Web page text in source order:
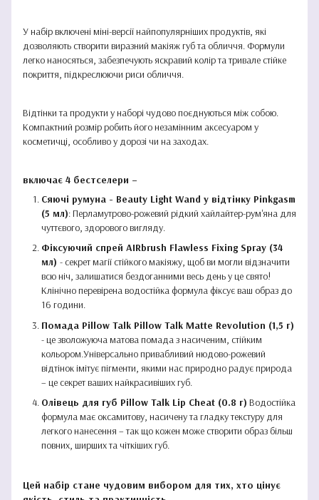
У набір включені міні-версії найпопулярніших продуктів, які
дозволяють створити виразний макіяж губ та обличчя. Формули
легко наносяться, забезпечують яскравий колір та тривале стійке
покриття, підкреслюючи риси обличчя.
Відтінки та продукти у наборі чудово поєднуються між собою.
Компактний розмір робить його незамінним аксесуаром у
косметичці, особливо у дорозі чи на заходах.
включає 4 бестселери –
Сяючі румуна - Beauty Light Wand у відтінку Pinkgasm
(5 мл): Перламутрово-рожевий рідкий хайлайтер-рум'яна для
чуттєвого, здорового вигляду.
Фіксуючий спрей AIRbrush Flawless Fixing Spray (34
мл) - секрет магії стійкого макіяжу, щоб ви могли відзначити
всю ніч, залишатися бездоганними весь день у це свято!
Клінічно перевірена водостійка формула фіксує ваш образ до
16 години.
Помада Pillow Talk Pillow Talk Matte Revolution (1,5 г)
- це зволожуюча матова помада з насиченим, стійким
кольором.Універсально привабливий нюдово-рожевий
відтінок імітує пігменти, якими нас природно радує природа
– це секрет ваших найкрасивіших губ.
Олівець для губ Pillow Talk Lip Cheat (0.8 г) Водостійка
формула має оксамитову, насичену та гладку текстуру для
легкого нанесення – так що кожен може створити образ більш
повних, ширших та чіткіших губ.
Цей набір стане чудовим вибором для тих, хто цінує